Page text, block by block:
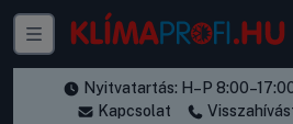
Nyitvatartás: H–P
Kapcsolat